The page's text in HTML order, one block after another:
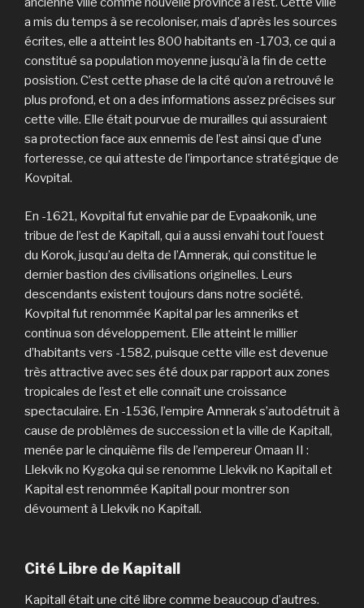
a mis du temps à se recoloniser, mais d’après les sources
écrites, elle a atteint les 800 habitants en -1703, ce qui a
constitué sa population moyenne jusqu’à la fin de cette
posistion. C’est cette phase de la cité qu’on a retrouvé le
plus profond, et on a des informations assez précises sur
cette ville. Elle était pourvue de murailles qui assuraient
sa protection face aux ennemis de l’est ainsi que d’une
forteresse, ce qui atteste de l’importance stratégique de
Kovpital.
En -1621, Kovpital fut envahie par de Evpaakonik, une
tribue de l’est de Kapitall, qui a aussi envahi tout l’ouest
du Korok, jusqu’au delta de l’Amnerak, qui constitue le
dernier bastion des civilisations originelles. Leurs
descendants existent toujours dans notre société.
Kovpital fut renommée Kapital par les amneriks et
continua son développement. Elle atteint le millier
d’habitants vers -1582, puisque cette ville est devenue
très attractive avec ses été doux par rapport aux zones
tropicales de l’est et elle connaît une croissance
spectaculaire. En -1536, l’empire Amnerak s’autodétruit à
cause de problèmes de succession et la ville de Kapitall,
menée par le cinquième fils de l’empereur Omaan II :
Llekvik no Kygoka qui se renomme Llekvik no Kapitall et
Kapital est renommée Kapitall pour montrer son
dévoument à Llekvik no Kapitall.
Cité Libre de Kapitall
Kapitall était une cité libre comme beaucoup d’autres.